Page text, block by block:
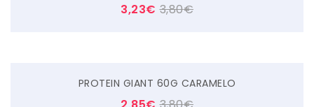
3,23€ 3,80€
PROTEIN GIANT 60G CARAMELO